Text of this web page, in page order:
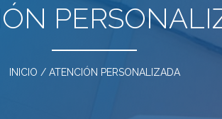
INICIO / ATENCIÓN PERSONALIZADA